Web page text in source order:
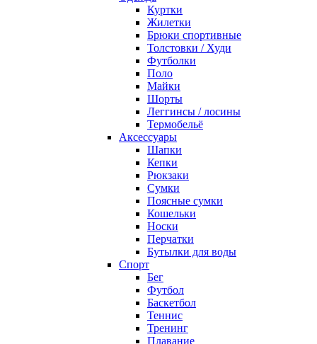
Куртки
Жилетки
Брюки спортивные
Толстовки / Худи
Футболки
Поло
Майки
Шорты
Леггинсы / лосины
Термобельё
Аксессуары
Шапки
Кепки
Рюкзаки
Сумки
Поясные сумки
Кошельки
Носки
Перчатки
Бутылки для воды
Спорт
Бег
Футбол
Баскетбол
Теннис
Тренинг
Плавание